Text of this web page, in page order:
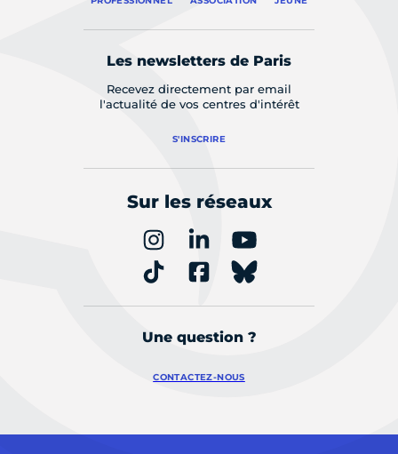
Les newsletters de Paris
Recevez directement par email
l'actualité de vos centres d'intérêt
S'INSCRIRE
Sur les réseaux
Une question ?
CONTACTEZ-NOUS